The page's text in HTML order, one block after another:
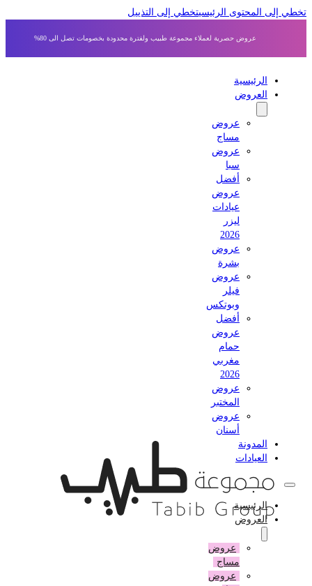
إلى المحتوى الرئيسي تخطي إلى التذييل
عروض حصرية لعملاء مجموعة طبيب ولفترة محدودة بخصومات تصل الى 80%
الرئيسية
العروض
عروض
مساج
عروض
أفضل
عروض
عيادات
عروض
بشرة
عروض
وبوتكس
أفضل
عروض
حمام
مغربي
عروض
المختبر
عروض
أسنان
المدونة
العيادات
الرئيسية
العروض
عروض
مساج
عروض